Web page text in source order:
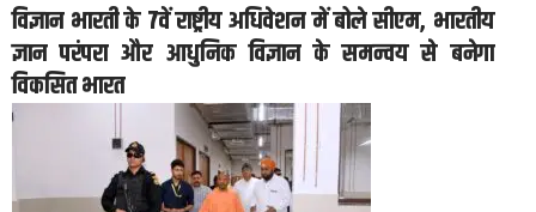
विज्ञान भारती के 7वें राष्ट्रीय अधिवेशन में बोले सीएम, भारतीय
ज्ञान परंपरा और आधुनिक विज्ञान के समन्वय से बनेगा
विकसित भारत